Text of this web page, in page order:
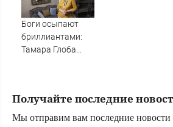
Смоленске -
Новости на
Вести.ru
Боги осыпают
бриллиантами:
Тамара Глоба
волной удачи с 7
Получайте последние
Мы отправим вам последние